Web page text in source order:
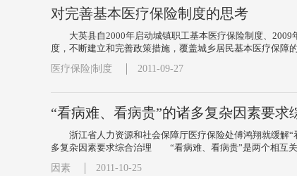
对完善基本医疗保险制度的思考
大英县自2000年启动城镇职工基本医疗保险制度、2009
度，不断建立和完善政策措施，覆盖城乡居民基本医疗保障
医疗保险|制度
2011-09-27
“看病难、看病贵”的诸多复杂因素要求
浙江省人力资源和社会保障厅医疗保险处傅鸿翔就缓解
多复杂因素要求综合治理 “看病难、看病贵”是两个相互
因素
2011-10-25